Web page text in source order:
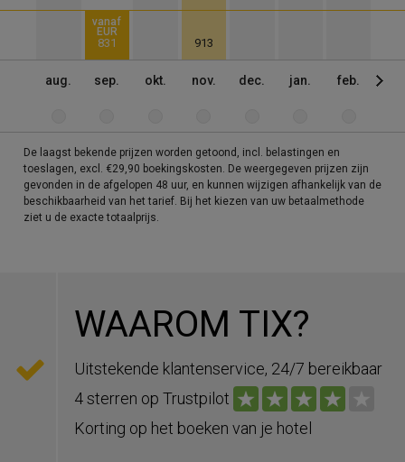
aug.
vanaf
EUR
831
sep. okt.
913
nov. dec. jan. feb.
De laagst bekende prijzen worden getoond, incl. belastingen en
toeslagen, excl. €29,90 boekingskosten. De weergegeven prijzen zijn
gevonden in de afgelopen 48 uur, en kunnen wijzigen afhankelijk van de
beschikbaarheid van het tarief. Bij het kiezen van uw betaalmethode
ziet u de exacte totaalprijs.
WAAROM TIX?
Uitstekende klantenservice, 24/7 bereikbaar
4 sterren op Trustpilot
Korting op het boeken van je hotel